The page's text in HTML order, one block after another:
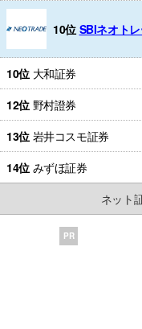
10位 SBIネオト
10位 大和証券
12位 野村證券
13位 岩井コスモ証券
14位 みずほ証券
ネット
PR